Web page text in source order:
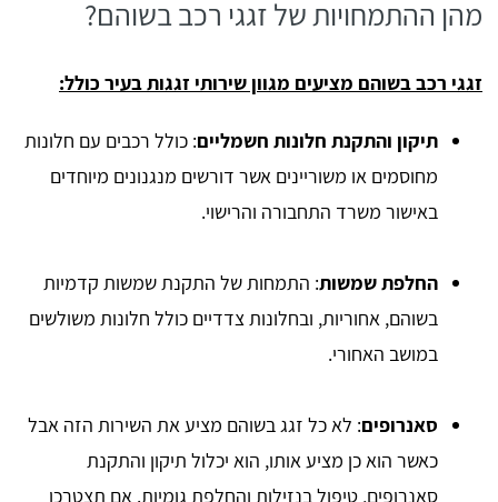
מהן ההתמחויות של זגגי רכב בשוהם?
זגגי רכב בשוהם מציעים מגוון שירותי זגגות בעיר כולל:
תיקון והתקנת חלונות חשמליים: כולל רכבים עם חלונות
מחוסמים או משוריינים אשר דורשים מנגנונים מיוחדים
באישור משרד התחבורה והרישוי.
החלפת שמשות: התמחות של התקנת שמשות קדמיות
בשוהם, אחוריות, ובחלונות צדדיים כולל חלונות משולשים
במושב האחורי.
סאנרופים: לא כל זגג בשוהם מציע את השירות הזה אבל
כאשר הוא כן מציע אותו, הוא יכלול תיקון והתקנת
סאנרופים, טיפול בנזילות והחלפת גומיות. אם תצטרכו